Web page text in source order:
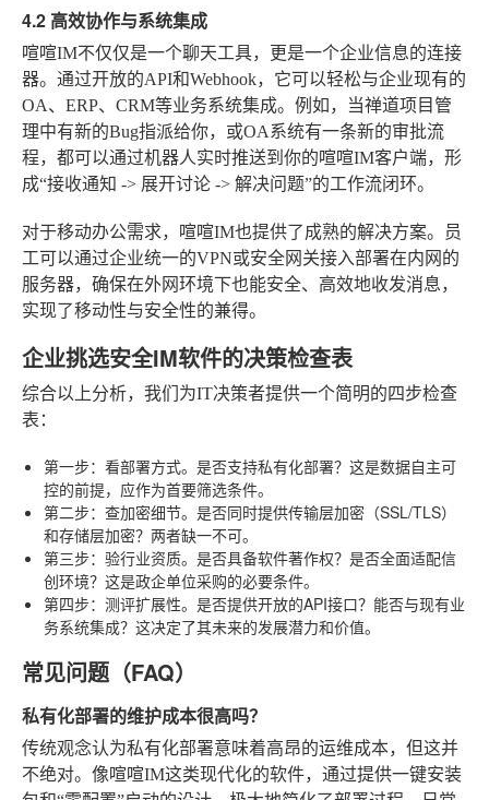
4.2 高效协作与系统集成
喧喧IM不仅仅是一个聊天工具，更是一个企业信息的连接
器。通过开放的API和Webhook，它可以轻松与企业现有的
OA、ERP、CRM等业务系统集成。例如，当禅道项目管
理中有新的Bug指派给你，或OA系统有一条新的审批流
程，都可以通过机器人实时推送到你的喧喧IM客户端，形
成“接收通知 -> 展开讨论 -> 解决问题”的工作流闭环。
对于移动办公需求，喧喧IM也提供了成熟的解决方案。员
工可以通过企业统一的VPN或安全网关接入部署在内网的
服务器，确保在外网环境下也能安全、高效地收发消息，
实现了移动性与安全性的兼得。
企业挑选安全IM软件的决策检查表
综合以上分析，我们为IT决策者提供一个简明的四步检查
表：
第一步：看部署方式。是否支持私有化部署？这是数据自主可
控的前提，应作为首要筛选条件。
第二步：查加密细节。是否同时提供传输层加密（SSL/TLS）
和存储层加密？两者缺一不可。
第三步：验行业资质。是否具备软件著作权？是否全面适配信
创环境？这是政企单位采购的必要条件。
第四步：测评扩展性。是否提供开放的API接口？能否与现有业
务系统集成？这决定了其未来的发展潜力和价值。
常见问题（FAQ）
私有化部署的维护成本很高吗？
传统观念认为私有化部署意味着高昂的运维成本，但这并
不绝对。像喧喧IM这类现代化的软件，通过提供一键安装